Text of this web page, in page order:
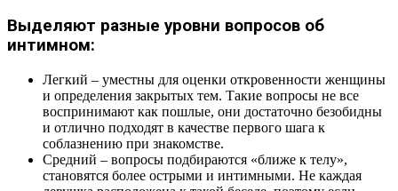
Выделяют разные уровни вопросов об
интимном:
Легкий – уместны для оценки откровенности женщины
и определения закрытых тем. Такие вопросы не все
воспринимают как пошлые, они достаточно безобидны
и отлично подходят в качестве первого шага к
соблазнению при знакомстве.
Средний – вопросы подбираются «ближе к телу»,
становятся более острыми и интимными. Не каждая